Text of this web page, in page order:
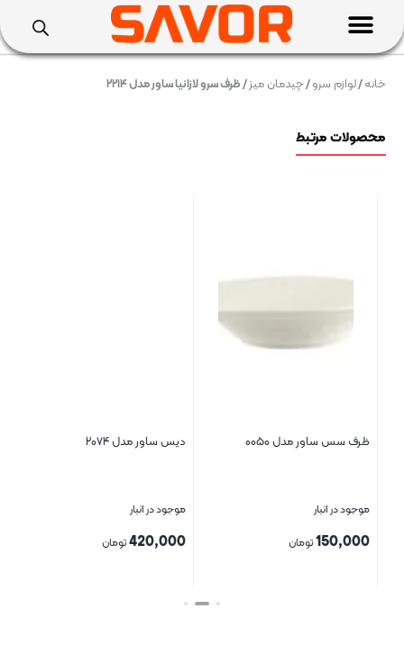
خانه/لوازم سرو/چیدمان میز/ ظرف سرو لازانیا ساور مدل ۲۲۱۴
محصولات مرتبط
ظرف سس ساور مدل ۰۰۵۰
موجود در انبار
150,000تومان
دیس ساور مدل ۲۰۷۴
موجود در انبار
420,000تومان
بستن